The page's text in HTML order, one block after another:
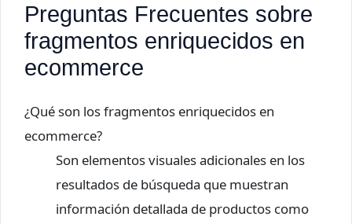
Preguntas Frecuentes sobre
fragmentos enriquecidos en
ecommerce
¿Qué son los fragmentos enriquecidos en
ecommerce?
Son elementos visuales adicionales en los
resultados de búsqueda que muestran
información detallada de productos como